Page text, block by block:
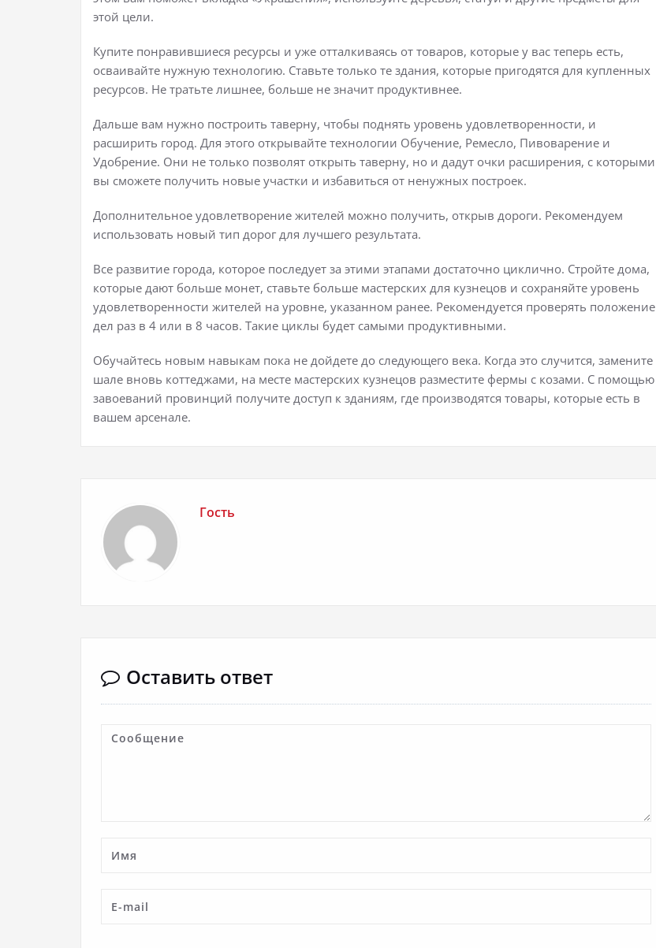
этой цели.
Купите понравившиеся ресурсы и уже отталкиваясь от товаров, которые у вас теперь есть,
осваивайте нужную технологию. Ставьте только те здания, которые пригодятся для купленных
ресурсов. Не тратьте лишнее, больше не значит продуктивнее.
Дальше вам нужно построить таверну, чтобы поднять уровень удовлетворенности, и
расширить город. Для этого открывайте технологии Обучение, Ремесло, Пивоварение и
Удобрение. Они не только позволят открыть таверну, но и дадут очки расширения, с которыми
вы сможете получить новые участки и избавиться от ненужных построек.
Дополнительное удовлетворение жителей можно получить, открыв дороги. Рекомендуем
использовать новый тип дорог для лучшего результата.
Все развитие города, которое последует за этими этапами достаточно циклично. Стройте дома,
которые дают больше монет, ставьте больше мастерских для кузнецов и сохраняйте уровень
удовлетворенности жителей на уровне, указанном ранее. Рекомендуется проверять положение
дел раз в 4 или в 8 часов. Такие циклы будет самыми продуктивными.
Обучайтесь новым навыкам пока не дойдете до следующего века. Когда это случится, замените
шале вновь коттеджами, на месте мастерских кузнецов разместите фермы с козами. С помощью
завоеваний провинций получите доступ к зданиям, где производятся товары, которые есть в
вашем арсенале.
Гость
Оставить ответ